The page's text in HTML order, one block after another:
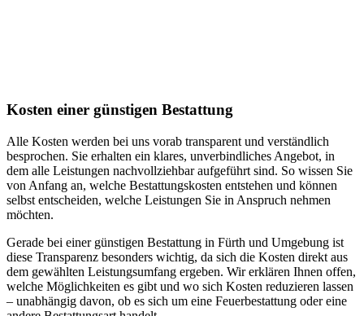
Kosten einer günstigen Bestattung
Alle Kosten werden bei uns vorab transparent und verständlich
besprochen. Sie erhalten ein klares, unverbindliches Angebot, in
dem alle Leistungen nachvollziehbar aufgeführt sind. So wissen Sie
von Anfang an, welche Bestattungskosten entstehen und können
selbst entscheiden, welche Leistungen Sie in Anspruch nehmen
möchten.
Gerade bei einer günstigen Bestattung in Fürth und Umgebung ist
diese Transparenz besonders wichtig, da sich die Kosten direkt aus
dem gewählten Leistungsumfang ergeben. Wir erklären Ihnen offen,
welche Möglichkeiten es gibt und wo sich Kosten reduzieren lassen
– unabhängig davon, ob es sich um eine Feuerbestattung oder eine